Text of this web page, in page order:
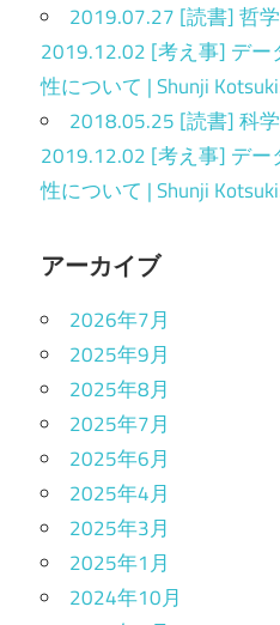
2019.07.27 [読書] 哲
2019.12.02 [考え事] デ
性について | Shunji
2018.05.25 [読書] 科
2019.12.02 [考え事] デ
性について | Shunji
アーカイブ
2026年7月
2025年9月
2025年8月
2025年7月
2025年6月
2025年4月
2025年3月
2025年1月
2024年10月